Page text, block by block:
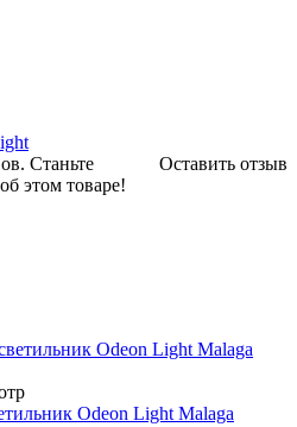
Оставить отзыв
Станьте
этом товаре!
Odeon Light Malaga